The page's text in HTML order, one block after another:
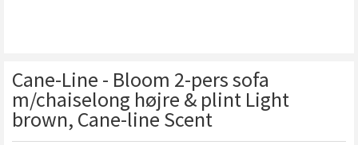
Cane-Line - Bloom 2-pers sofa
m/chaiselong højre & plint Light
brown, Cane-line Scent